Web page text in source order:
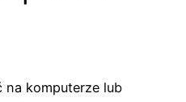
na komputerze lub